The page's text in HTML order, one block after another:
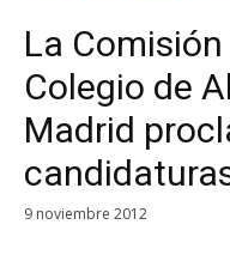
La
Colegio de
Madrid
9 noviembre 2012